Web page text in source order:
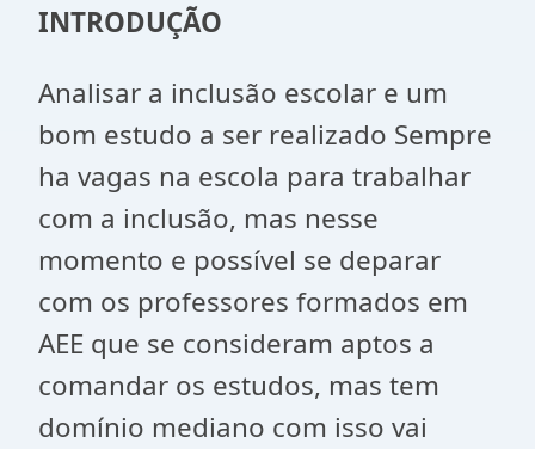
INTRODUÇÃO
Analisar a inclusão escolar e um
bom estudo a ser realizado Sempre
ha vagas na escola para trabalhar
com a inclusão, mas nesse
momento e possível se deparar
com os professores formados em
AEE que se consideram aptos a
comandar os estudos, mas tem
domínio mediano com isso vai